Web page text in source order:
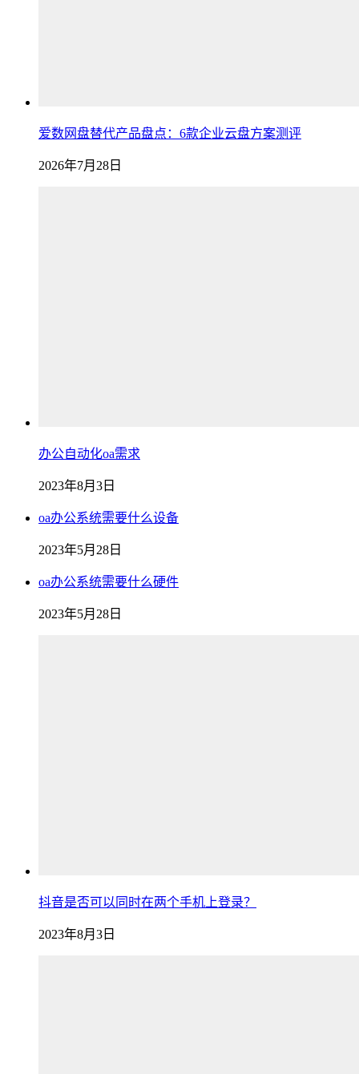
爱数网盘替代产品盘点：6款企业云盘方案测评
2026年7月28日
办公自动化oa需求
2023年8月3日
oa办公系统需要什么设备
2023年5月28日
oa办公系统需要什么硬件
2023年5月28日
抖音是否可以同时在两个手机上登录？
2023年8月3日